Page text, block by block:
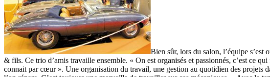
Bien sûr, lors du salon, l’équipe
& fils. Ce trio d’amis travaille ensemble. « On est organisés et passionnés, c’est ce
connait par cœur ». Une organisation du travail, une gestion au quotidien des projets